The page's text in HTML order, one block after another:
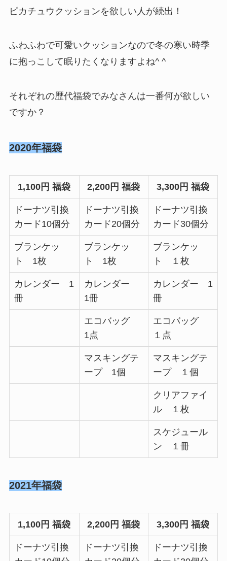
ピカチュウクッションを欲しい人が続出！
ふわふわで可愛いクッションなので冬の寒い時季
に抱っこして眠りたくなりますよね^ ^
それぞれの歴代福袋でみなさんは一番何が欲しい
ですか？
2020年福袋
1,100円 福袋 2,200円 福袋 3,300円 福袋
ドーナツ引換
カード10個分
ドーナツ引換
カード20個分
ドーナツ引換
カード30個分
ブランケッ
ト 1枚
ブランケッ
ト 1枚
ブランケッ
ト １枚
カレンダー 1
冊
カレンダー
1冊
カレンダー 1
冊
エコバッグ
1点
エコバッグ
１点
マスキングテ
ープ 1個
マスキングテ
ープ １個
クリアファイ
ル １枚
スケジュール
ン １冊
2021年福袋
1,100円 福袋 2,200円 福袋 3,300円 福袋
ドーナツ引換
ドーナツ引換
ドーナツ引換